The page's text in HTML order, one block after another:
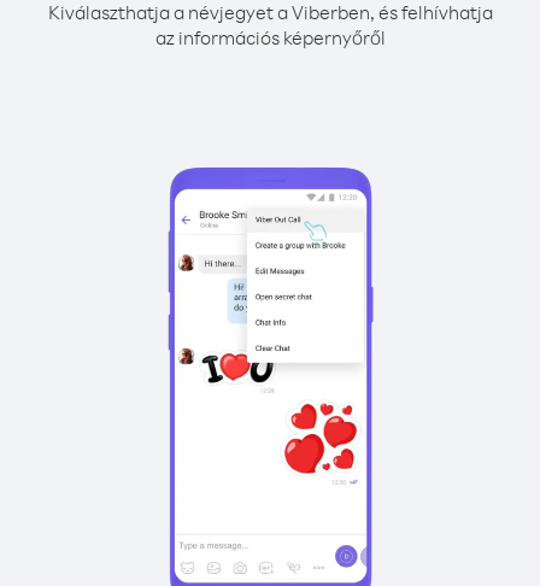
Kiválaszthatja a névjegyet a Viberben, és felhívhatja
az információs képernyőről